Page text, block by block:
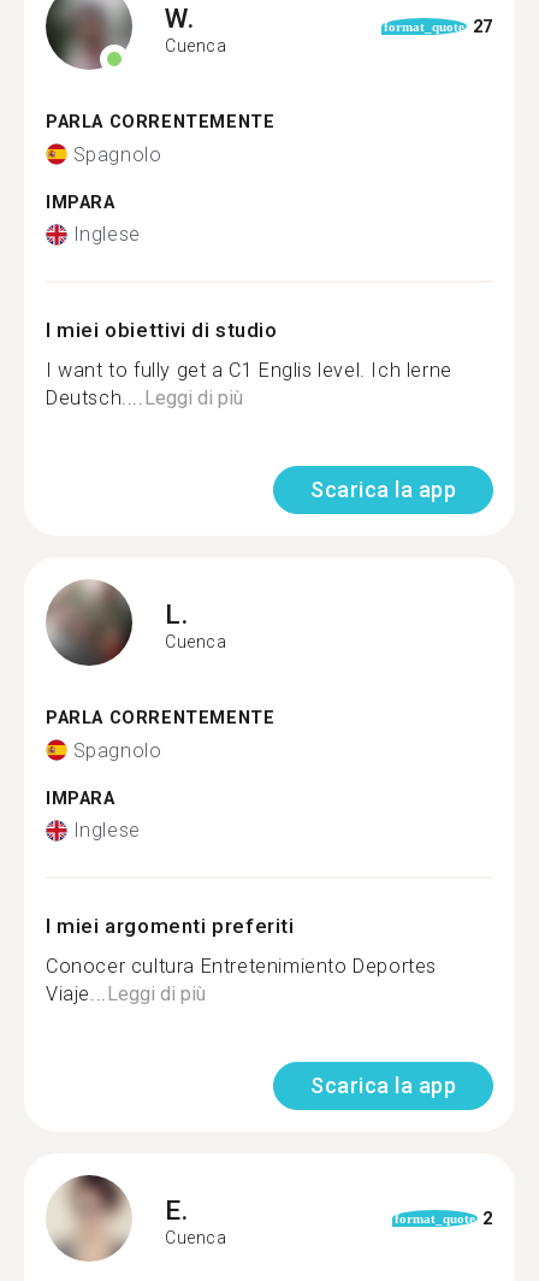
W.
Cuenca
format_quote 27
PARLA CORRENTEMENTE
Spagnolo
IMPARA
Inglese
I miei obiettivi di studio
I want to fully get a C1 Englis level. Ich lerne
Deutsch....Leggi di più
Scarica la app
L.
Cuenca
PARLA CORRENTEMENTE
Spagnolo
IMPARA
Inglese
I miei argomenti preferiti
Conocer cultura Entretenimiento Deportes
Viaje...Leggi di più
Scarica la app
E.
Cuenca
format_quote 2